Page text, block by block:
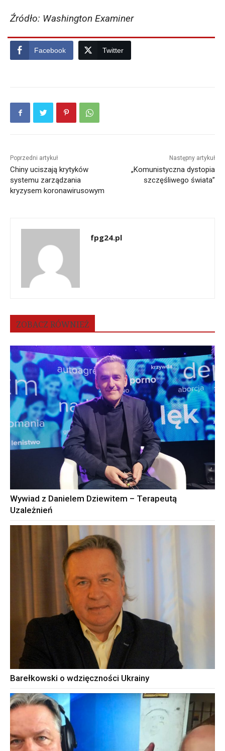
Źródło: Washington Examiner
Facebook Twitter
Poprzedni artykuł
Chiny uciszają krytyków
systemu zarządzania
kryzysem koronawirusowym
Następny artykuł
„Komunistyczna dystopia
szczęśliwego świata”
fpg24.pl
ZOBACZ RÓWNIEŻ
Wywiad z Danielem Dziewitem – Terapeutą
Uzależnień
Barełkowski o wdzięczności Ukrainy